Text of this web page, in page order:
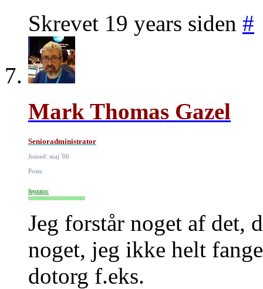
Skrevet 19 years siden #
Mark Thomas Gazel
Senioradministrator
Joined: maj '06
Posts:
Reputation:
Jeg forstår noget af det,
noget, jeg ikke helt
dotorg f.eks.